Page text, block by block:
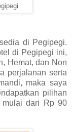
di Pegipegi.
di Pegipegi ini,
Hemat, dan Non
perjalanan serta
maka saya
pilihan
mulai dari Rp 90